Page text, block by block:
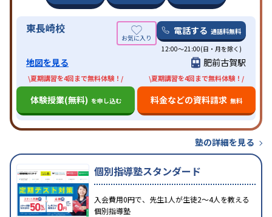
東長崎校 電話する 通話料無料
12:00～21:00(日・月を除く)
地図を見る 肥前古賀駅
\夏期講習を4回まで無料体験！/
体験授業(無料) を申し込む
\夏期講習を4回まで無料体験！/
料金などの資料請求 無料
塾の詳細を見る
個別指導塾スタンダード
入会費用0円で、先生1人が生徒2〜4人を教える
個別指導塾